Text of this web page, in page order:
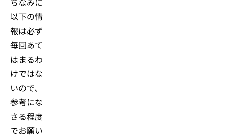
以下の情
報は必ず
毎回あて
はまるわ
けではな
いので、
参考にな
さる程度
でお願い